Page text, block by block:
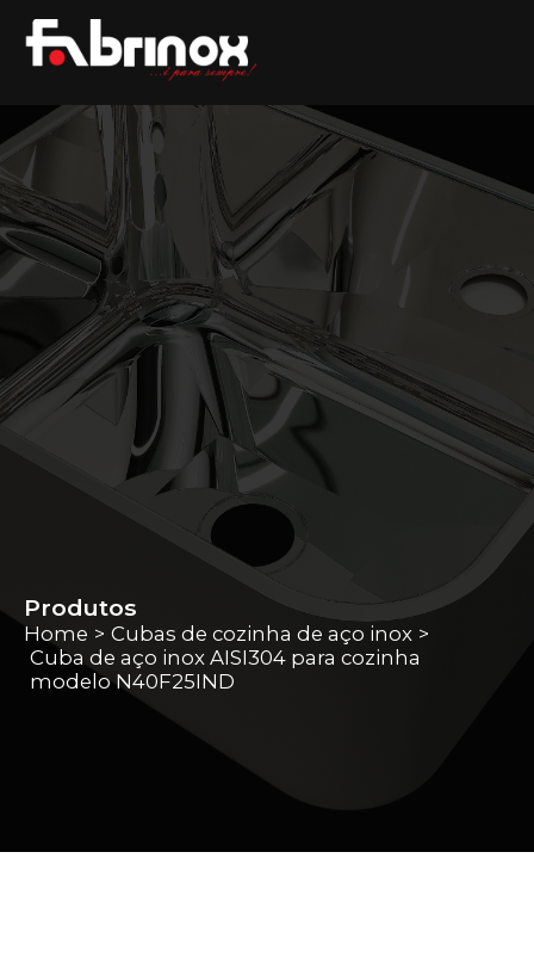
Produtos
Home > Cubas de cozinha de aço inox >
Cuba de aço inox AISI304 para cozinha
modelo N40F25IND